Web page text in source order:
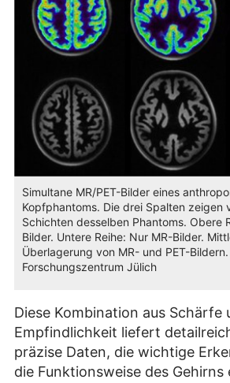
Simultane MR/PET-Bilder eines
Kopfphantoms. Die drei Spalten zeigen
Schichten desselben Phantoms. Obere
Bilder. Untere Reihe: Nur MR-Bilder.
Überlagerung von MR- und PET-
Forschungszentrum Jülich
Diese Kombination aus Schärfe
Empfindlichkeit liefert
präzise Daten, die wichtige
die Funktionsweise des Gehirns